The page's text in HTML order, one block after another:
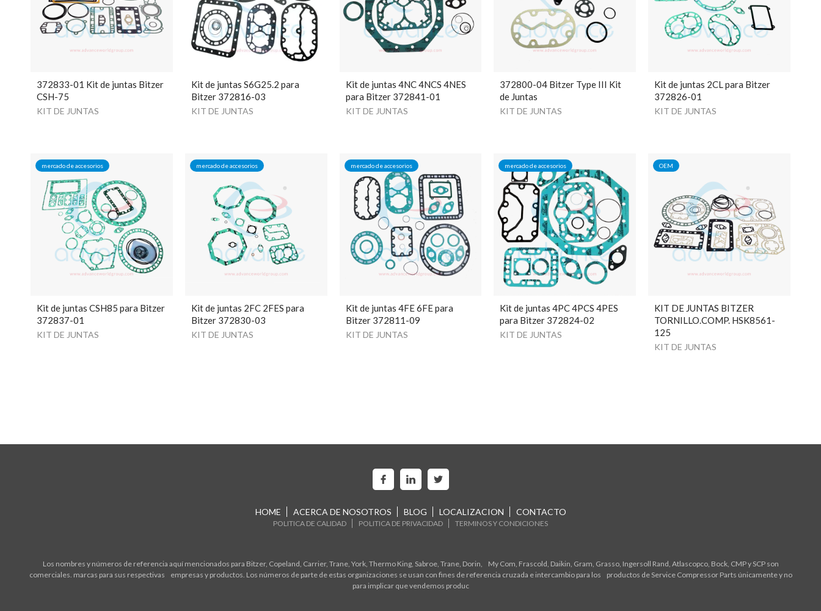
372833-01 Kit de juntas Bitzer
CSH-75
KIT DE JUNTAS
Kit de juntas S6G25.2 para
Bitzer 372816-03
KIT DE JUNTAS
Kit de juntas 4NC 4NCS 4NES
para Bitzer 372841-01
KIT DE JUNTAS
372800-04 Bitzer Type III Kit
de Juntas
KIT DE JUNTAS
Kit de juntas 2CL para Bitzer
372826-01
KIT DE JUNTAS
mercado de accesorios
Kit de juntas CSH85 para Bitzer
372837-01
KIT DE JUNTAS
mercado de accesorios
Kit de juntas 2FC 2FES para
Bitzer 372830-03
KIT DE JUNTAS
mercado de accesorios
Kit de juntas 4FE 6FE para
Bitzer 372811-09
KIT DE JUNTAS
mercado de accesorios
Kit de juntas 4PC 4PCS 4PES
para Bitzer 372824-02
KIT DE JUNTAS
OEM
KIT DE JUNTAS BITZER
TORNILLO.COMP. HSK8561-
125
KIT DE JUNTAS
HOME ACERCA DE NOSOTROS BLOG LOCALIZACION CONTACTO
POLITICA DE CALIDAD POLITICA DE PRIVACIDAD TERMINOS Y CONDICIONES
Los nombres y números de referencia aquí mencionados para Bitzer, Copeland, Carrier, Trane, York, Thermo King, Sabroe, Trane, Dorin, My Com, Frascold, Daikin, Gram, Grasso, Ingersoll Rand, Atlascopco, Bock, CMP y SCP son
comerciales. marcas para sus respectivas empresas y productos. Los números de parte de estas organizaciones se usan con fines de referencia cruzada e intercambio para los productos de Service Compressor Parts únicamente y no
para implicar que vendemos produc